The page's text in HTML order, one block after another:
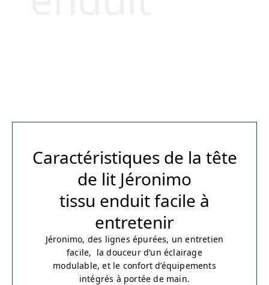
Caractéristiques de la tête
de lit Jéronimo
tissu enduit facile à
entretenir
Jéronimo, des lignes épurées, un entretien
facile, la douceur d’un éclairage
modulable, et le confort d’équipements
intégrés à portée de main.